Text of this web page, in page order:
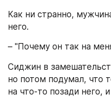
Как ни странно,
него.
– "Почему он так на
Сиджин в
но потом подумал, что
на что-то позади него,